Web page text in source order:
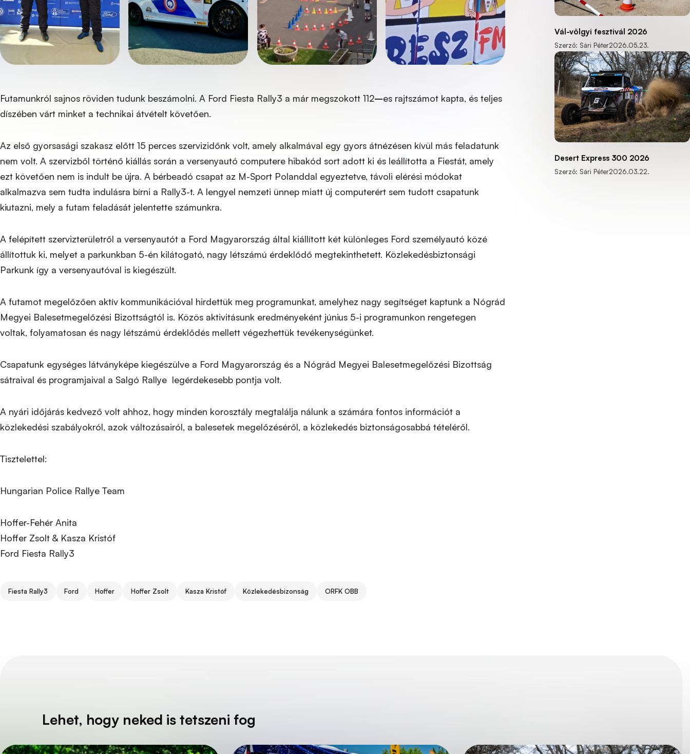
Futamunkról sajnos röviden tudunk beszámolni. A Ford Fiesta Rally3 a már megszokott 112–es rajtszámot kapta, és teljes
díszében várt minket a technikai átvételt követően.
Az első gyorsasági szakasz előtt 15 perces szervizidőnk volt, amely alkalmával egy gyors átnézésen kívül más feladatunk
nem volt. A szervizből történő kiállás során a versenyautó computere hibakód sort adott ki és leállította a Fiestát, amely
ezt követően nem is indult be újra. A bérbeadó csapat az M-Sport Polanddal egyeztetve, távoli elérési módokat
alkalmazva sem tudta indulásra bírni a Rally3-t. A lengyel nemzeti ünnep miatt új computerért sem tudott csapatunk
kiutazni, mely a futam feladását jelentette számunkra.
A felépített szervizterületről a versenyautót a Ford Magyarország által kiállított két különleges Ford személyautó közé
állítottuk ki, melyet a parkunkban 5-én kilátogató, nagy létszámú érdeklődő megtekinthetett. Közlekedésbiztonsági
Parkunk így a versenyautóval is kiegészült.
A futamot megelőzően aktív kommunikációval hirdettük meg programunkat, amelyhez nagy segítséget kaptunk a Nógrád
Megyei Balesetmegelőzési Bizottságtól is. Közös aktivitásunk eredményeként június 5-i programunkon rengetegen
voltak, folyamatosan és nagy létszámú érdeklődés mellett végezhettük tevékenységünket.
Csapatunk egységes látványképe kiegészülve a Ford Magyarország és a Nógrád Megyei Balesetmegelőzési Bizottság
sátraival és programjaival a Salgó Rallye legérdekesebb pontja volt.
A nyári időjárás kedvező volt ahhoz, hogy minden korosztály megtalálja nálunk a számára fontos információt a
közlekedési szabályokról, azok változásairól, a balesetek megelőzéséről, a közlekedés biztonságosabbá tételéről.
Tisztelettel:
Hungarian Police Rallye Team
Hoffer-Fehér Anita
Hoffer Zsolt & Kasza Kristóf
Ford Fiesta Rally3
Tags
Fiesta Rally3 Ford Hoffer Hoffer Zsolt Kasza Kristóf Közlekedésbizonság ORFK OBB
Vál-völgyi fesztivál 2026
Szerző: Sári Péter2026.05.23.
Desert Express 300 2026
Szerző: Sári Péter2026.03.22.
Lehet, hogy neked is tetszeni fog